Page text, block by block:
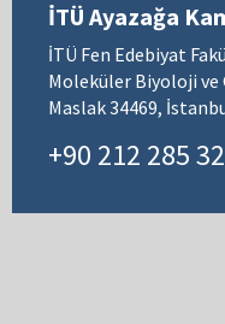
İTÜ Ayazağa
İTÜ Fen Edebiyat
Moleküler Biyoloji
Maslak 34469,
+90 212 285